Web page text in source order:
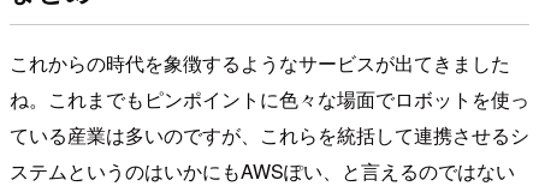
これからの時代を象徴するようなサービスが出てきました
ね。これまでもピンポイントに色々な場面でロボットを使っ
ている産業は多いのですが、これらを統括して連携させるシ
ステムというのはいかにもAWSぽい、と言えるのではない